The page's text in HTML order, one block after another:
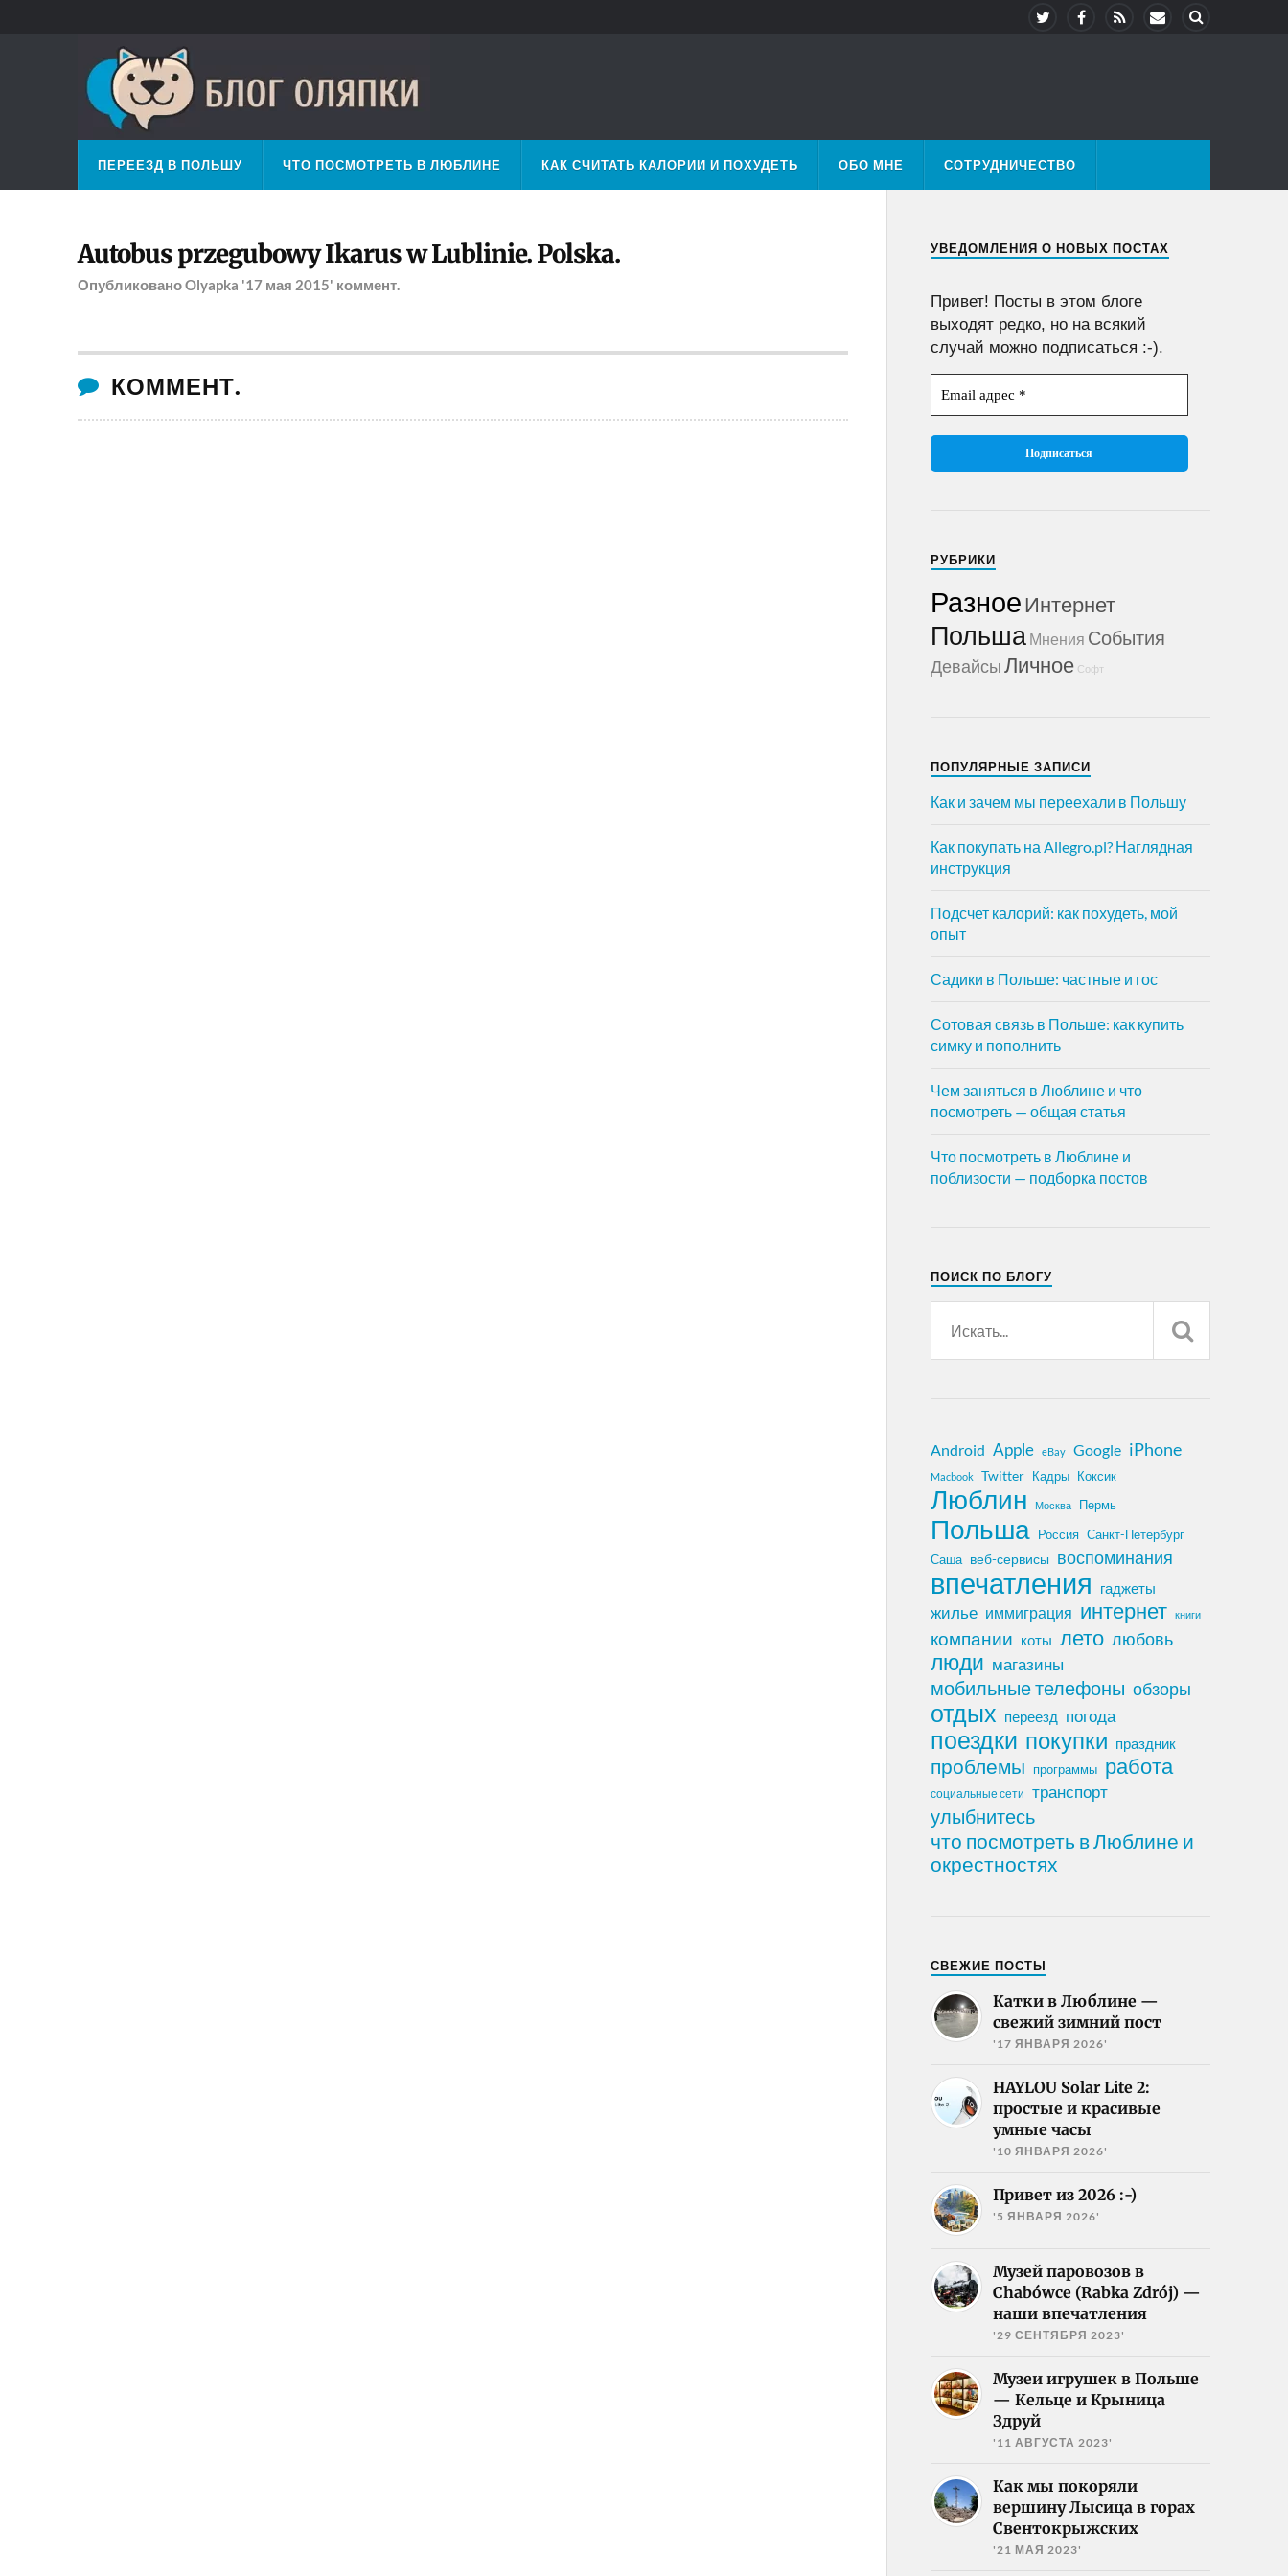
ПЕРЕЕЗД В ПОЛЬШУ ЧТО ПОСМОТРЕТЬ В ЛЮБЛИНЕ КАК СЧИТАТЬ КАЛОРИИ И ПОХУДЕТЬ ОБО МНЕ СОТРУДНИЧЕСТВО
Autobus przegubowy Ikarus w Lublinie. Polska.
ОпубликованоOlyapka '17 мая 2015' коммент.
КОММЕНТ.
УВЕДОМЛЕНИЯ О НОВЫХ ПОСТАХ
Привет! Посты в этом блоге
выходят редко, но на всякий
случай можно подписаться :-).
РУБРИКИ
РазноеИнтернет
Польша Мнения События
ДевайсыЛичное Софт
ПОПУЛЯРНЫЕ ЗАПИСИ
Как и зачем мы переехали в Польшу
Как покупать на Allegro.pl? Наглядная
инструкция
Подсчет калорий: как похудеть, мой
опыт
Садики в Польше: частные и гос
Сотовая связь в Польше: как купить
симку и пополнить
Чем заняться в Люблине и что
посмотреть — общая статья
Что посмотреть в Люблине и
поблизости — подборка постов
ПОИСК ПО БЛОГУ
Android Apple eBay Google iPhone
Macbook Twitter Кадры Коксик
Люблин Москва Пермь
Польша Россия Санкт-Петербург
Саша веб-сервисы воспоминания
впечатления гаджеты
жилье иммиграция интернет книги
компании коты лето любовь
люди магазины
мобильные телефоны обзоры
отдых переезд погода
поездки покупки праздник
проблемы программы работа
социальные сети транспорт
улыбнитесь
что посмотреть в Люблине и
окрестностях
СВЕЖИЕ ПОСТЫ
Катки в Люблине —
свежий зимний пост
'17 ЯНВАРЯ 2026'
HAYLOU Solar Lite 2:
простые и красивые
умные часы
'10 ЯНВАРЯ 2026'
Привет из 2026 :-)
'5 ЯНВАРЯ 2026'
Музей паровозов в
Chabówce (Rabka Zdrój) —
наши впечатления
'29 СЕНТЯБРЯ 2023'
Музеи игрушек в Польше
— Кельце и Крыница
Здруй
'11 АВГУСТА 2023'
Как мы покоряли
вершину Лысица в горах
Свентокрыжских
'21 МАЯ 2023'